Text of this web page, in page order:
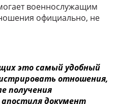
военнослужащим
официально, не
это самый удобный
отношения,
получения
документ